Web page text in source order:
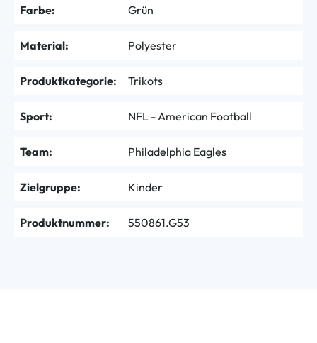
Farbe: Grün
Material: Polyester
Produktkategorie: Trikots
Sport: NFL - American Football
Team: Philadelphia Eagles
Zielgruppe: Kinder
Produktnummer: 550861.G53